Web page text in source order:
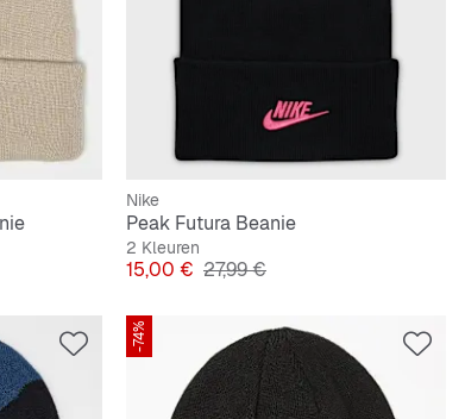
Nike
Peak Futura Beanie
2 Kleuren
Prijs
15,00 € Originele Prijs
27,99 €
-74%